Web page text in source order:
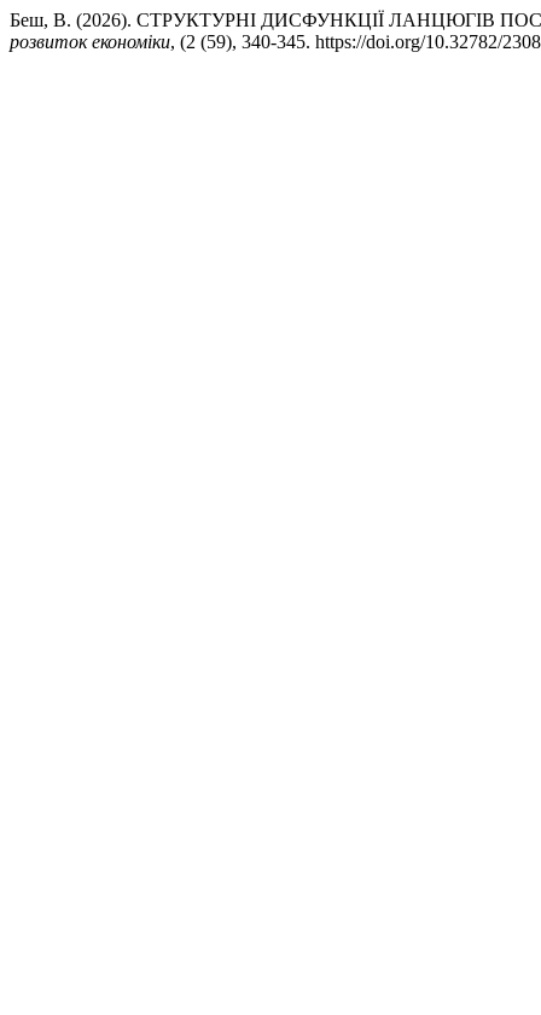
Беш, В. (2026). СТРУКТУРНІ ДИСФУНКЦІЇ ЛАНЦЮГІВ
розвиток економіки, (2 (59), 340-345. https://doi.org/10.32782/